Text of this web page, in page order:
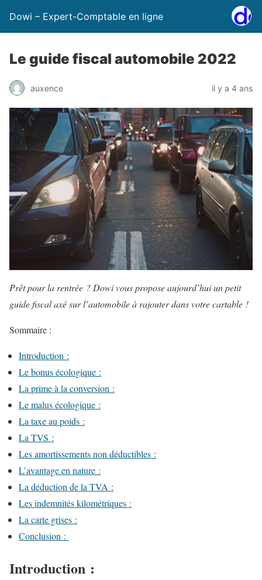
Dowi – Expert-Comptable en ligne
Le guide fiscal automobile 2022
auxence il y a 4 ans
Prêt pour la rentrée ? Dowi vous propose aujourd’hui un petit
guide fiscal axé sur l’automobile à rajouter dans votre cartable !
Sommaire :
Introduction :
Le bonus écologique :
La prime à la conversion :
Le malus écologique :
La taxe au poids :
La TVS :
Les amortissements non déductibles :
L’avantage en nature :
La déduction de la TVA :
Les indemnités kilométriques :
La carte grises :
Conclusion :
Introduction :